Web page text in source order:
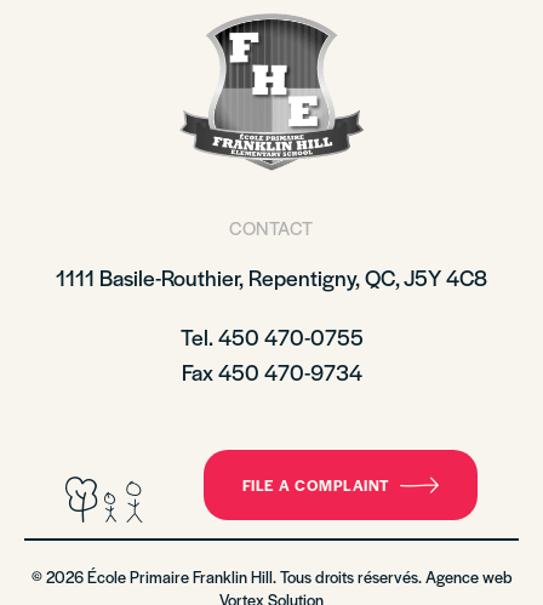
CONTACT
1111 Basile-Routhier, Repentigny, QC, J5Y 4C8
Tel. 450 470-0755
Fax 450 470-9734
FILE A COMPLAINT
© 2026 École Primaire Franklin Hill. Tous droits réservés. Agence web
Vortex Solution